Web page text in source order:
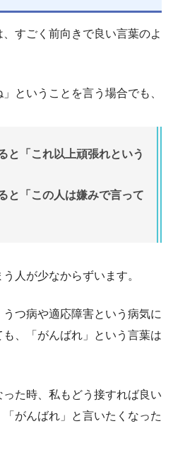
、すごく前向きで良い言葉のよ
ということを言う場合でも、
と「これ以上頑張れという
と「この人は嫌みで言って
人が少なからずいます。
つ病や適応障害という病気に
、「がんばれ」という言葉は
た時、私もどう接すれば良い
がんばれ」と言いたくなった